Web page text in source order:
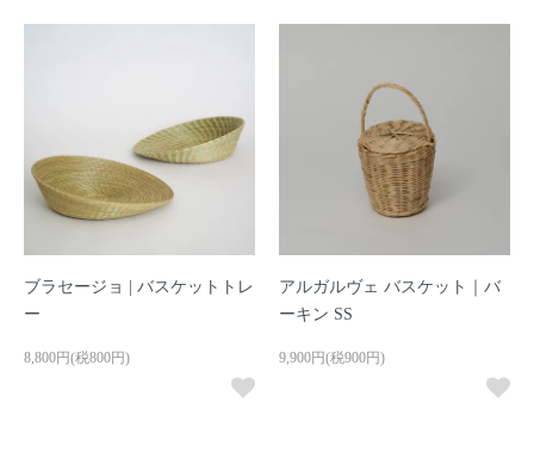
ブラセージョ | バスケットトレ
ー
8,800円(税800円)
アルガルヴェ バスケット｜バ
ーキン SS
9,900円(税900円)